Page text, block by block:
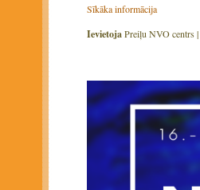
Sīkāka informācija
IevietojaPreiļu NVO centrs |